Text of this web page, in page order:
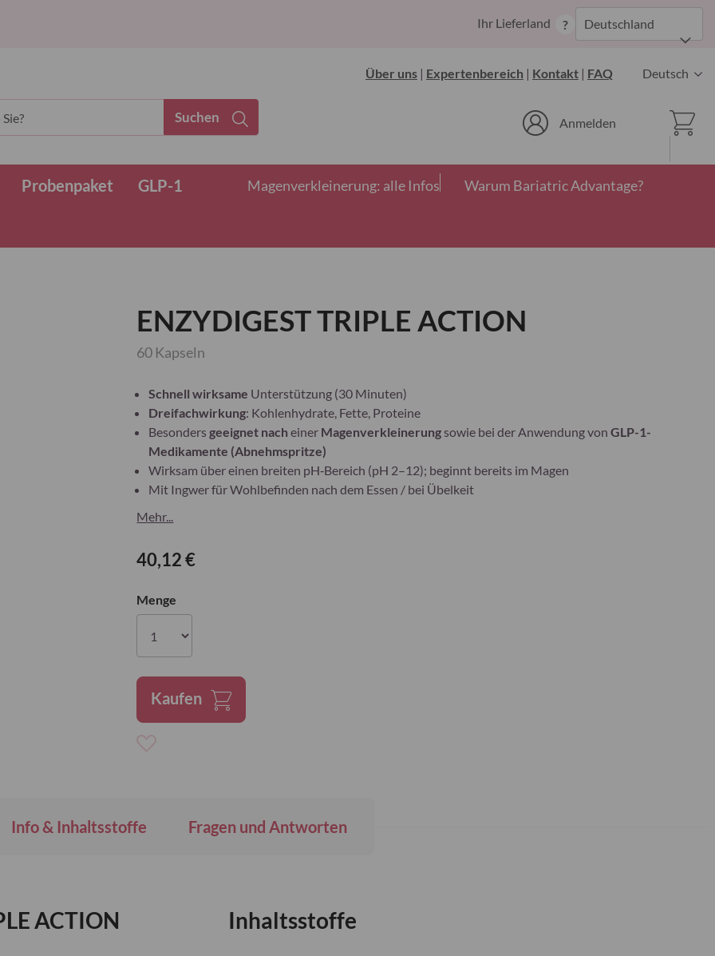
Zum
Ihr Lieferland ? Deutschland
Suchen
Über uns | Expertenbereich | Kontakt | FAQ Sprache
Deutsch
Anmelden
Probenpaket GLP-1 Magenverkleinerung: alle Infos Warum Bariatric Advantage?
ENZYDIGEST TRIPLE ACTION
60 Kapseln
Schnell wirksame Unterstützung (30 Minuten)
Dreifachwirkung: Kohlenhydrate, Fette, Proteine
Besondersgeeignet nach einer Magenverkleinerung sowie bei der Anwendung vonGLP-1-
Medikamente (Abnehmspritze)
Wirksam über einen breiten pH‑Bereich (pH 2–12); beginnt bereits im Magen
Mit Ingwer für Wohlbefinden nach dem Essen / bei Übelkeit
Mehr...
40,12 €
Menge
Kaufen
Info & Inhaltsstoffe Fragen und Antworten
ACTION Inhaltsstoffe